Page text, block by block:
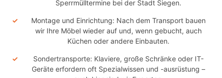
Sperrmülltermine bei der Stadt Siegen.
Montage und Einrichtung: Nach dem Transport bauen
wir Ihre Möbel wieder auf und, wenn gebucht, auch
Küchen oder andere Einbauten.
Sondertransporte: Klaviere, große Schränke oder IT-
Geräte erfordern oft Spezialwissen und -ausrüstung –